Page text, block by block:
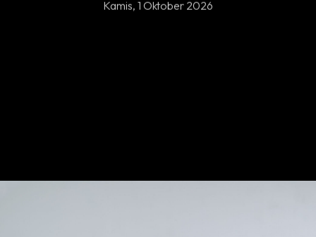
Kamis, 1 Oktober 2026